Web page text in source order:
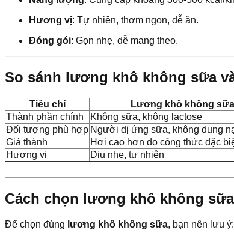
Hương vị: Tự nhiên, thơm ngon, dễ ăn.
Đóng gói: Gọn nhẹ, dễ mang theo.
So sánh lương khô không sữa
Tiêu chí Lương khô không sữa
Thành phần chính
Không sữa, không lactose
Đối tượng phù hợp Người dị ứng sữa, không dung
Giá thành
Hơi cao hơn do công thức đặc
Hương vị
Dịu nhẹ, tự nhiên
Cách chọn lương khô không
Để chọn đúng lương khô không sữa, bạn nên lưu ý: